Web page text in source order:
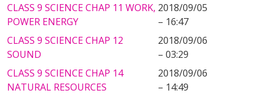
CLASS 9 SCIENCE CHAP 11 WORK,
POWER ENERGY
2018/09/05
– 16:47
CLASS 9 SCIENCE CHAP 12
SOUND
2018/09/06
– 03:29
CLASS 9 SCIENCE CHAP 14
NATURAL RESOURCES
2018/09/06
– 14:49